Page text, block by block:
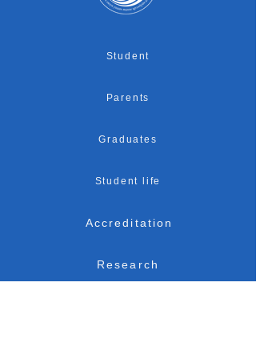
Student
Parents
Graduates
Student life
Accreditation
Research